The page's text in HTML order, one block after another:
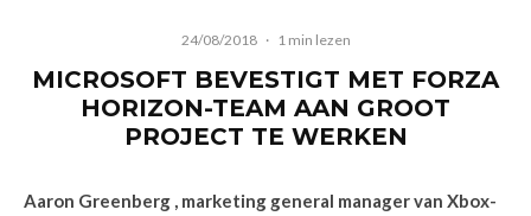
24/08/2018 · 1 min lezen
MICROSOFT BEVESTIGT MET FORZA
HORIZON-TEAM AAN GROOT
PROJECT TE WERKEN
Aaron Greenberg , marketing general manager van Xbox-